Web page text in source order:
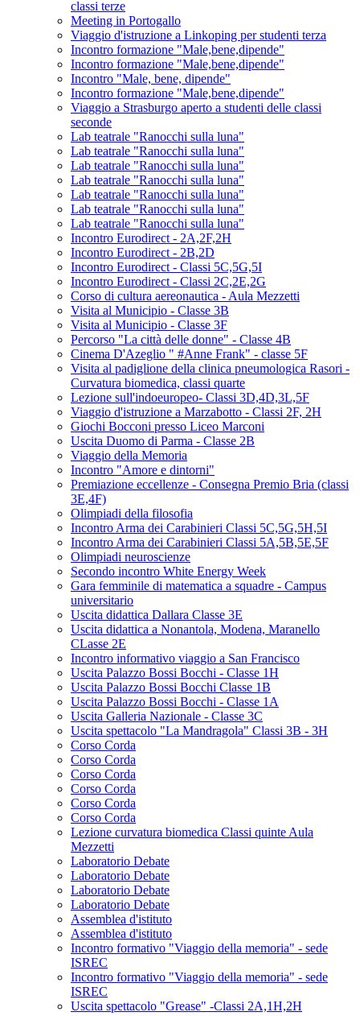
classi terze
Meeting in Portogallo
Viaggio d'istruzione a Linkoping per studenti terza
Incontro formazione "Male,bene,dipende"
Incontro formazione "Male,bene,dipende"
Incontro "Male, bene, dipende"
Incontro formazione "Male,bene,dipende"
Viaggio a Strasburgo aperto a studenti delle classi
seconde
Lab teatrale "Ranocchi sulla luna"
Lab teatrale "Ranocchi sulla luna"
Lab teatrale "Ranocchi sulla luna"
Lab teatrale "Ranocchi sulla luna"
Lab teatrale "Ranocchi sulla luna"
Lab teatrale "Ranocchi sulla luna"
Lab teatrale "Ranocchi sulla luna"
Incontro Eurodirect - 2A,2F,2H
Incontro Eurodirect - 2B,2D
Incontro Eurodirect - Classi 5C,5G,5I
Incontro Eurodirect - Classi 2C,2E,2G
Corso di cultura aereonautica - Aula Mezzetti
Visita al Municipio - Classe 3B
Visita al Municipio - Classe 3F
Percorso "La città delle donne" - Classe 4B
Cinema D'Azeglio " #Anne Frank" - classe 5F
Visita al padiglione della clinica pneumologica Rasori -
Curvatura biomedica, classi quarte
Lezione sull'indoeuropeo- Classi 3D,4D,3L,5F
Viaggio d'istruzione a Marzabotto - Classi 2F, 2H
Giochi Bocconi presso Liceo Marconi
Uscita Duomo di Parma - Classe 2B
Viaggio della Memoria
Incontro "Amore e dintorni"
Premiazione eccellenze - Consegna Premio Bria (classi
3E,4F)
Olimpiadi della filosofia
Incontro Arma dei Carabinieri Classi 5C,5G,5H,5I
Incontro Arma dei Carabinieri Classi 5A,5B,5E,5F
Olimpiadi neuroscienze
Secondo incontro White Energy Week
Gara femminile di matematica a squadre - Campus
universitario
Uscita didattica Dallara Classe 3E
Uscita didattica a Nonantola, Modena, Maranello
CLasse 2E
Incontro informativo viaggio a San Francisco
Uscita Palazzo Bossi Bocchi - Classe 1H
Uscita Palazzo Bossi Bocchi Classe 1B
Uscita Palazzo Bossi Bocchi - Classe 1A
Uscita Galleria Nazionale - Classe 3C
Uscita spettacolo "La Mandragola" Classi 3B - 3H
Corso Corda
Corso Corda
Corso Corda
Corso Corda
Corso Corda
Corso Corda
Lezione curvatura biomedica Classi quinte Aula
Mezzetti
Laboratorio Debate
Laboratorio Debate
Laboratorio Debate
Laboratorio Debate
Assemblea d'istituto
Assemblea d'istituto
Incontro formativo "Viaggio della memoria" - sede
ISREC
Incontro formativo "Viaggio della memoria" - sede
ISREC
Uscita spettacolo "Grease" -Classi 2A,1H,2H